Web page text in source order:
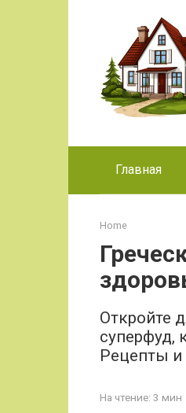
Главная
Home
Откройте
суперфуд,
Рецепты и
На чтение: 3 мин